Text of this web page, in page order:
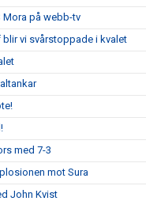
Mora på webb-tv
vi svårstoppade i kvalet
med 7-3
mot Sura
John Kvist